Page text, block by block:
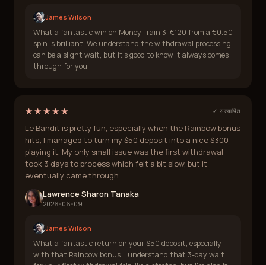
James Wilson
What a fantastic win on Money Train 3, €120 from a €0.50
spin is brilliant! We understand the withdrawal processing
can be a slight wait, but it's good to know it always comes
through for you.
★★★★★ ✓ सत्यापित
Le Bandit is pretty fun, especially when the Rainbow bonus
hits; I managed to turn my $50 deposit into a nice $300
playing it. My only small issue was the first withdrawal
took 3 days to process which felt a bit slow, but it
eventually came through.
Lawrence Sharon Tanaka
2026-06-09
James Wilson
What a fantastic return on your $50 deposit, especially
with that Rainbow bonus. I understand that 3-day wait